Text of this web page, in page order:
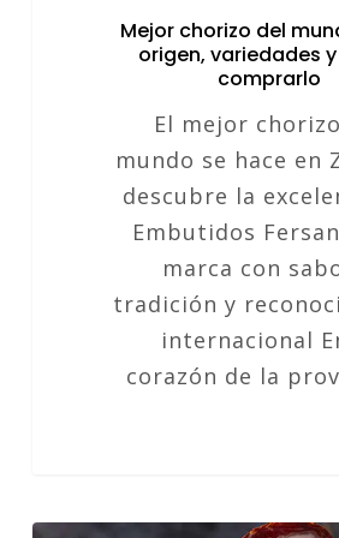
Mejor chorizo del
origen, variedades
comprarlo
El mejor
mundo se hace en
descubre la
Embutidos
marca con
tradición y
internacional
corazón de la